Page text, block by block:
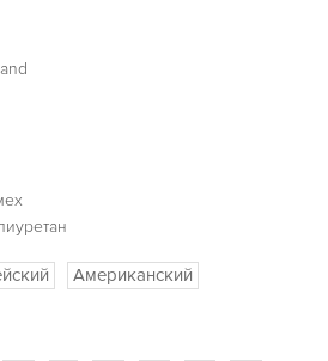
Американский